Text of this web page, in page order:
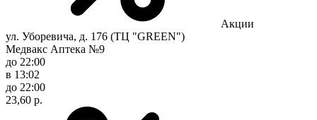
Акции
ул. Уборевича, д. 176 (ТЦ "GREEN")
Медвакс Аптека №9
до 22:00
в 13:02
до 22:00
23,60 р.